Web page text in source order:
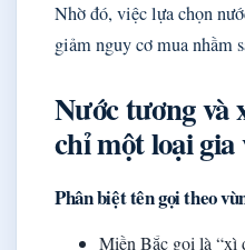
Nhờ đó, việc lựa chọn
giảm nguy cơ mua nhầm
Nước tương và
chỉ một loại gia
Phân biệt tên gọi theo
Miền Bắc gọi là “xì